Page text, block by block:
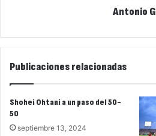
Antonio G
Publicaciones relacionadas
Shohei Ohtani a un paso del 50-
50
septiembre 13, 2024